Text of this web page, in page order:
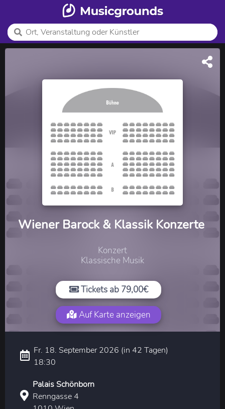
Wiener Barock & Klassik Konzerte
Konzert
Klassische Musik
Tickets ab 79,00€
Auf Karte anzeigen
Fr. 18. September 2026 (in 42 Tagen)
18:30
Palais Schönborn
Renngasse 4